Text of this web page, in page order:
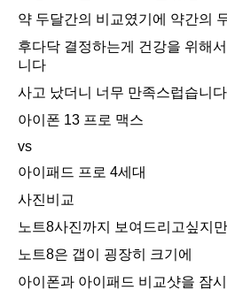
약 두달간의 비교였기에 약간의
후다닥 결정하는게 건강을 위해
니다
사고 났더니 너무 만족스럽습니다
아이폰 13 프로 맥스
vs
아이패드 프로 4세대
사진비교
노트8사진까지 보여드리고싶지만
노트8은 갭이 굉장히 크기에
아이폰과 아이패드 비교샷을 잠